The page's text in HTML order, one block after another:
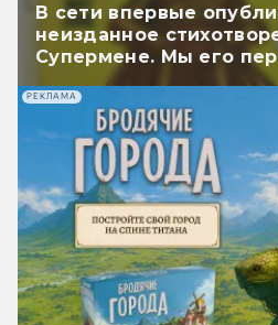
В сети впервые
неизданное
Супермене. Мы его
РЕКЛАМА